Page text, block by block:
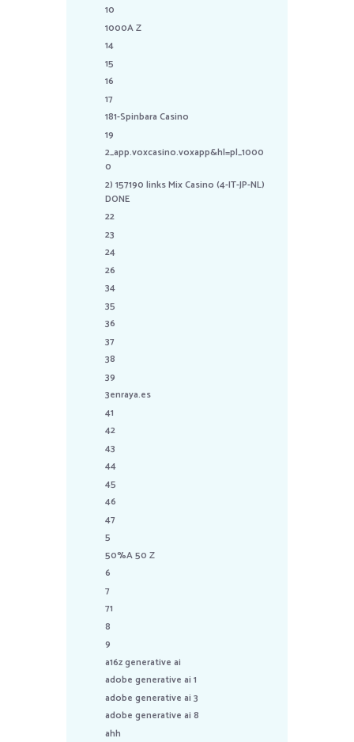
10
1000A Z
14
15
16
17
181-Spinbara Casino
19
2_app.voxcasino.voxapp&hl=pl_1000
0
2) 157190 links Mix Casino (4-IT-JP-NL)
DONE
22
23
24
26
34
35
36
37
38
39
3enraya.es
41
42
43
44
45
46
47
5
50%A 50 Z
6
7
71
8
9
a16z generative ai
adobe generative ai 1
adobe generative ai 3
adobe generative ai 8
ahh